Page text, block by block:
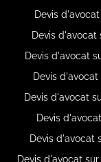
Devis
Devis
Devis d'avocat
Devis
Devis d'avocat
Devis
Devis d'avocat
Devis d'avocat